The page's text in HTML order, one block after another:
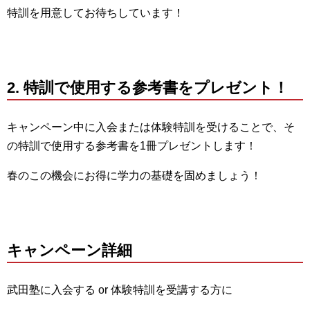
特訓を用意してお待ちしています！
2. 特訓で使用する参考書をプレゼント！
キャンペーン中に入会または体験特訓を受けることで、そ
の特訓で使用する参考書を1冊プレゼントします！
春のこの機会にお得に学力の基礎を固めましょう！
キャンペーン詳細
武田塾に入会する or 体験特訓を受講する方に